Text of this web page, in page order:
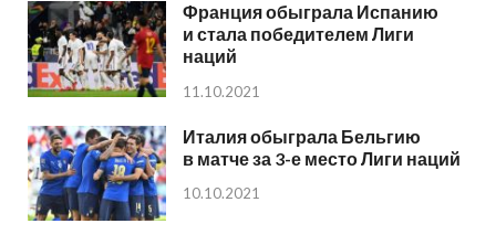
Франция обыграла Испанию
и стала победителем Лиги
наций
11.10.2021
Италия обыграла Бельгию
в матче за 3-е место Лиги наций
10.10.2021